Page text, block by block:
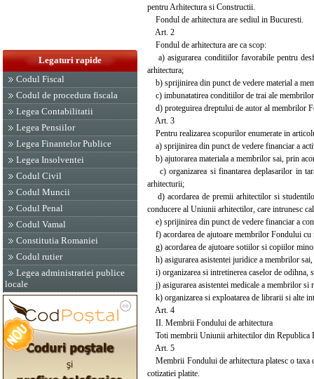
Legaturi rapide
Codul Fiscal
Codul de procedura fiscala
Legea Contabilitatii
Legea Pensiilor
Legea Finantelor Publice
Legea Insolventei
Codul Civil
Codul Muncii
Codul Penal
Codul Vamal
Constitutia Romaniei
Codul rutier
Legea administratiei publice
locale
pentru Arhitectura si Constructii.
Fondul de arhitectura are sediul in Bucuresti.
Art. 2
Fondul de arhitectura are ca scop:
a) asigurarea conditiilor favorabile pentru
arhitectura;
b) sprijinirea din punct de vedere material a
c) imbunatatirea conditiilor de trai ale
d) proteguirea dreptului de autor al membrilor
Art. 3
Pentru realizarea scopurilor enumerate in
a) sprijinirea din punct de vedere financiar a
b) ajutorarea materiala a membrilor sai, prin
c) organizarea si finantarea deplasarilor in
arhitecturii;
d) acordarea de premii arhitectilor si
conducere al Uniunii arhitectilor, care intrunesc
e) sprijinirea din punct de vedere financiar a
f) acordarea de ajutoare membrilor Fondului cu
g) acordarea de ajutoare sotiilor si copiilor
h) asigurarea asistentei juridice a membrilor
i) organizarea si intretinerea caselor de odihna,
j) asigurarea asistentei medicale a membrilor si
k) organizarea si exploatarea de librarii si alte
Art. 4
II. Membrii Fondului de arhitectura
Toti membrii Uniunii arhitectilor din Republica
Art. 5
Membrii Fondului de arhitectura platesc o taxa
cotizatiei platite.